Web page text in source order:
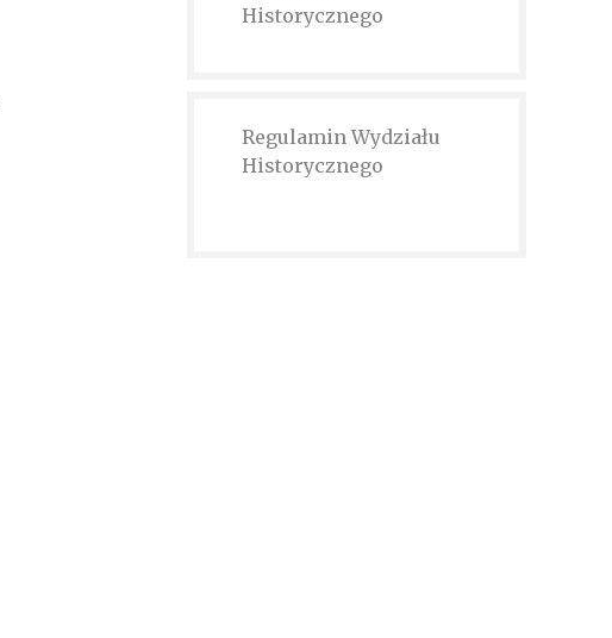
Historycznego
Regulamin Wydziału
Historycznego